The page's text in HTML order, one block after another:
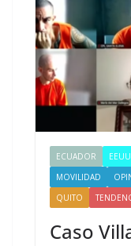
ECUADOR EEUU
MOVILIDAD
QUITO
Caso